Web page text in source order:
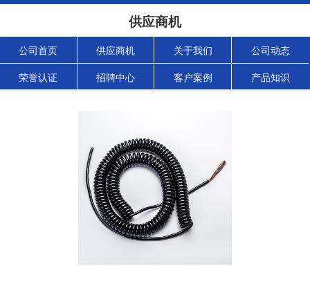
供应商机
公司首页 供应商机 关于我们 公司动态
荣誉认证 招聘中心 客户案例 产品知识